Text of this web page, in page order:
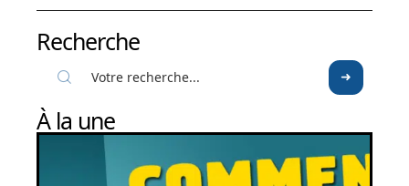
Recherche
À la une